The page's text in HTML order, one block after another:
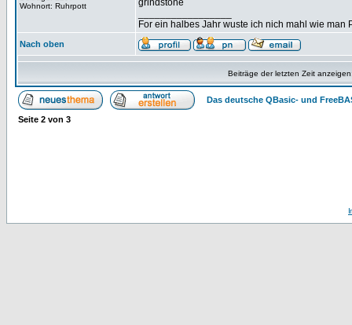
Wohnort: Ruhrpott
grindstone
For ein halbes Jahr wuste ich nich mahl wie man
Nach oben
Beiträge der letzten Zeit
Das deutsche QBasic- und
Seite 2 von 3